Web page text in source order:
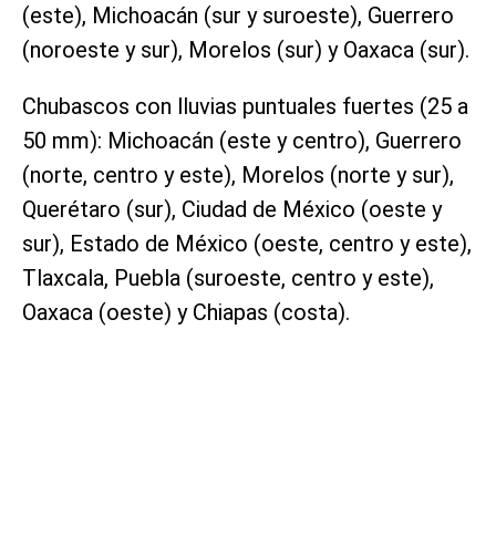
(este), Michoacán (sur y suroeste), Guerrero
(noroeste y sur), Morelos (sur) y Oaxaca (sur).
Chubascos con lluvias puntuales fuertes (25 a
50 mm): Michoacán (este y centro), Guerrero
(norte, centro y este), Morelos (norte y sur),
Querétaro (sur), Ciudad de México (oeste y
sur), Estado de México (oeste, centro y este),
Tlaxcala, Puebla (suroeste, centro y este),
Oaxaca (oeste) y Chiapas (costa).